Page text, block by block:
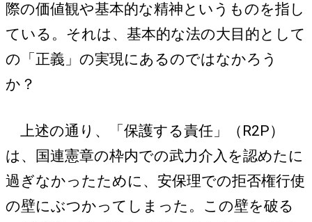
際の価値観や基本的な精神というものを指し
ている。それは、基本的な法の大目的として
の「正義」の実現にあるのではなかろう
か？
上述の通り、「保護する責任」（R2P）
は、国連憲章の枠内での武力介入を認めたに
過ぎなかったために、安保理での拒否権行使
の壁にぶつかってしまった。この壁を破る